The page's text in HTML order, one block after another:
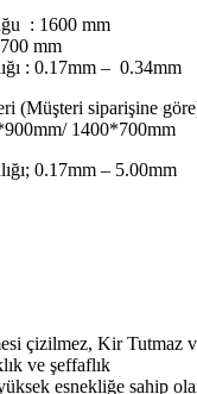
: 1600 mm
mm
: 0.17mm – 0.34mm
(Müşteri siparişine
1400*700mm
0.17mm – 5.00mm
çizilmez, Kir Tutmaz
ve şeffaflık
esnekliğe sahip